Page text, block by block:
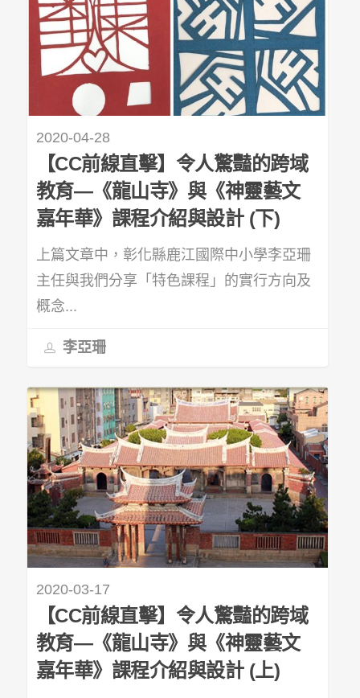
2020-04-28
【CC前線直擊】令人驚豔的跨域
教育—《龍山寺》與《神靈藝文
嘉年華》課程介紹與設計 (下)
上篇文章中，彰化縣鹿江國際中小學李亞珊
主任與我們分享「特色課程」的實行方向及
概念...
李亞珊
2020-03-17
【CC前線直擊】令人驚豔的跨域
教育—《龍山寺》與《神靈藝文
嘉年華》課程介紹與設計 (上)